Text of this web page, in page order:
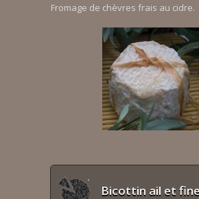
Fromage de chèvres frais au cidre.
Bicottin ail et